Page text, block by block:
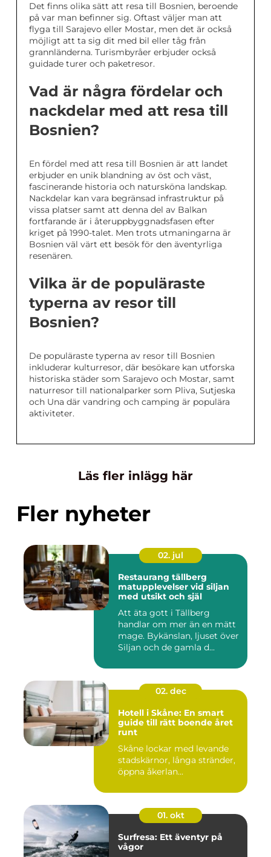
Det finns olika sätt att resa till Bosnien, beroende
på var man befinner sig. Oftast väljer man att
flyga till Sarajevo eller Mostar, men det är också
möjligt att ta sig dit med bil eller tåg från
grannländerna. Turismbyråer erbjuder också
guidade turer och paketresor.
Vad är några fördelar och
nackdelar med att resa till
Bosnien?
En fördel med att resa till Bosnien är att landet
erbjuder en unik blandning av öst och väst,
fascinerande historia och natursköna landskap.
Nackdelar kan vara begränsad infrastruktur på
vissa platser samt att denna del av Balkan
fortfarande är i återuppbyggnadsfasen efter
kriget på 1990-talet. Men trots utmaningarna är
Bosnien väl värt ett besök för den äventyrliga
resenären.
Vilka är de populäraste
typerna av resor till
Bosnien?
De populäraste typerna av resor till Bosnien
inkluderar kulturresor, där besökare kan utforska
historiska städer som Sarajevo och Mostar, samt
naturresor till nationalparker som Pliva, Sutjeska
och Una där vandring och camping är populära
aktiviteter.
Läs fler inlägg här
Fler nyheter
02. jul
Restaurang tällberg
matupplevelser vid siljan
med utsikt och själ
Att äta gott i Tällberg
handlar om mer än en mätt
mage. Bykänslan, ljuset över
Siljan och de gamla d...
02. dec
Hotell i Skåne: En smart
guide till rätt boende året
runt
Skåne lockar med levande
stadskärnor, långa stränder,
öppna åkerlan...
01. okt
Surfresa: Ett äventyr på
vågor